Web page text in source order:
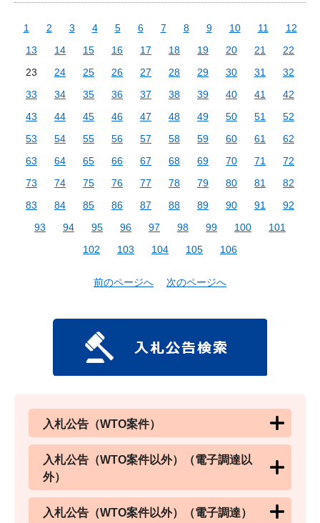
1 2 3 4 5 6 7 8 9 10 11
12
13
14 15 16 17 18 19 20 21
22
23
24 25 26 27 28 29 30 31
32
33
34 35 36 37 38 39 40 41
42
43
44 45 46 47 48 49 50 51
52
53
54 55 56 57 58 59 60 61
62
63
64 65 66 67 68 69 70 71
72
73
74 75 76 77 78 79 80 81
82
83
84 85 86 87 88 89 90 91
92
93
94 95 96 97 98 99 100
101
102
103 104 105 106
前のページへ 次のページへ
入札公告（WTO案件）
入札公告（WTO案件以外）（電子調達以
外）
入札公告（WTO案件以外）（電子調達）